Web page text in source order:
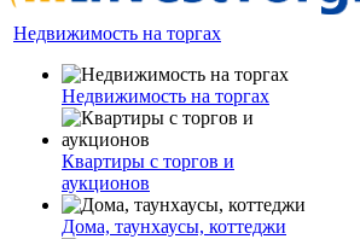
Недвижимость на торгах
Недвижимость на торгах
Квартиры с торгов и
аукционов
Дома, таунхаусы, коттеджи